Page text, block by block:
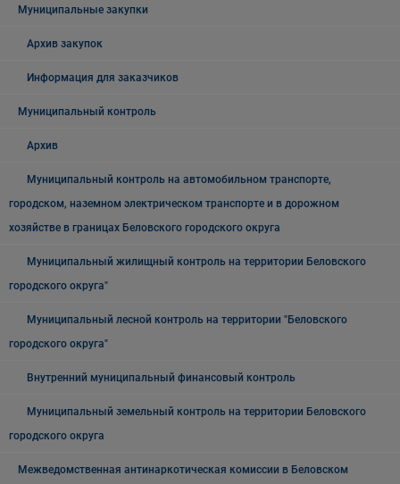
Муниципальные закупки
Архив закупок
Информация для заказчиков
Муниципальный контроль
Архив
Муниципальный контроль на автомобильном транспорте,
городском, наземном электрическом транспорте и в дорожном
хозяйстве в границах Беловского городского округа
Муниципальный жилищный контроль на территории Беловского
городского округа"
Муниципальный лесной контроль на территории "Беловского
городского округа"
Внутренний муниципальный финансовый контроль
Муниципальный земельный контроль на территории Беловского
городского округа
Межведомственная антинаркотическая комиссии в Беловском